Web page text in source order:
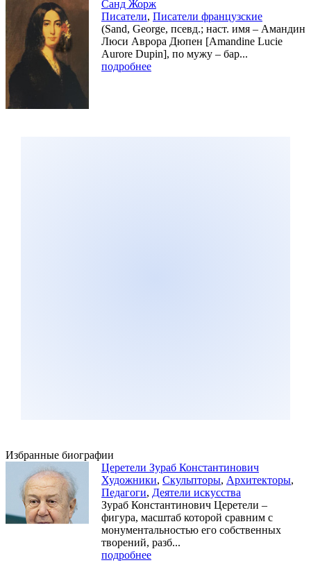
Санд Жорж
Писатели, Писатели французские
(Sand, George, псевд.; наст. имя – Амандин
Люси Аврора Дюпен [Amandine Lucie
Aurore Dupin], по мужу – бар...
подробнее
Избранные биографии
Церетели Зураб Константинович
Художники, Скульпторы, Архитекторы,
Педагоги, Деятели искусства
Зураб Константинович Церетели –
фигура, масштаб которой сравним с
монументальностью его собственных
творений, разб...
подробнее